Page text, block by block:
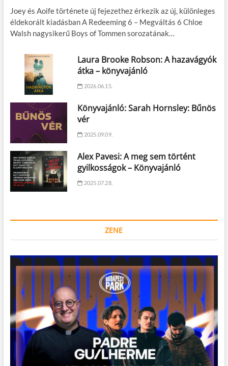
Joey és Aoife története új fejezethez érkezik az új, különleges
éldekorált kiadásban A Redeeming 6 – Megváltás 6 Chloe
Walsh nagysikerű Boys of Tommen sorozatának…
Laura Brooke Robson: A hazavágyók
átka – könyvajánló
2026.06.15.
Könyvajánló: Sarah Hornsley: Bűnös
vér
2025.09.09.
Alex Pavesi: A meg sem történt
gyilkosságok – Könyvajánló
2025.07.28.
ZENE